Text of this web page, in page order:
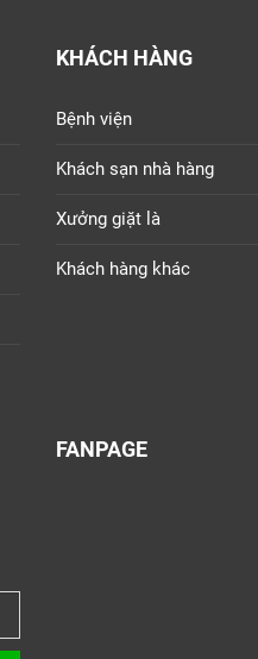
KHÁCH HÀNG
Bệnh viện
Khách sạn nhà hàng
Xưởng giặt là
Khách hàng khác
FANPAGE